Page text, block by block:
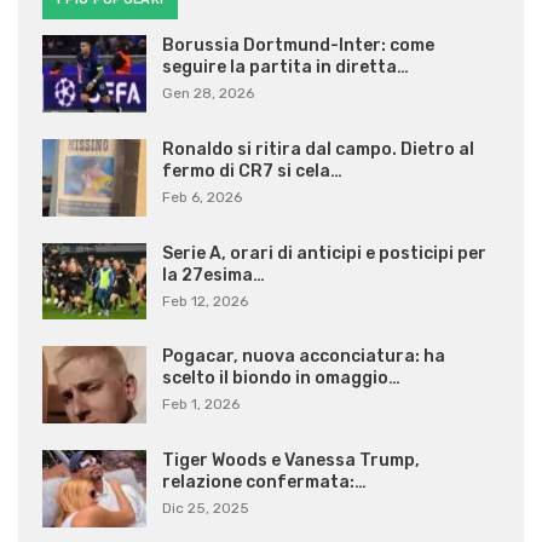
Borussia Dortmund-Inter: come
seguire la partita in diretta…
Gen 28, 2026
Ronaldo si ritira dal campo. Dietro al
fermo di CR7 si cela…
Feb 6, 2026
Serie A, orari di anticipi e posticipi per
la 27esima…
Feb 12, 2026
Pogacar, nuova acconciatura: ha
scelto il biondo in omaggio…
Feb 1, 2026
Tiger Woods e Vanessa Trump,
relazione confermata:…
Dic 25, 2025